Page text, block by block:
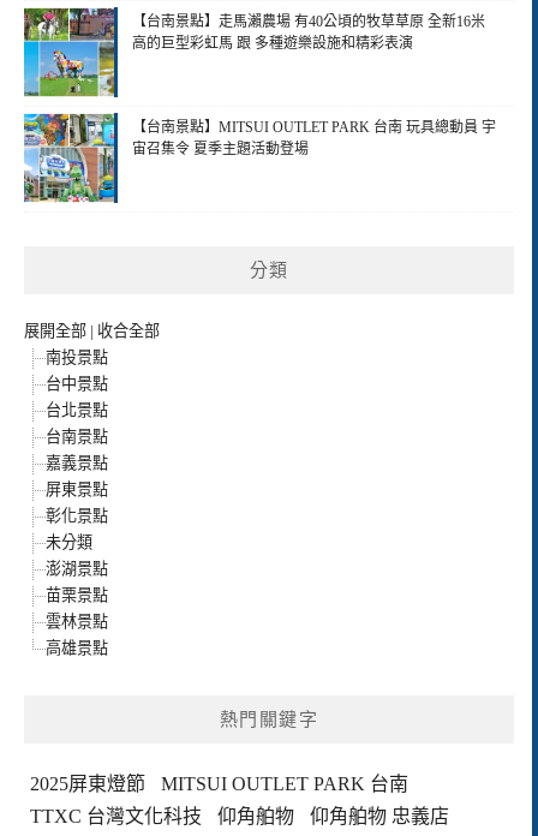
【台南景點】走馬瀨農場 有40公頃的牧草草原 全新16米
高的巨型彩虹馬 跟 多種遊樂設施和精彩表演
【台南景點】MITSUI OUTLET PARK 台南 玩具總動員 宇
宙召集令 夏季主題活動登場
分類
展開全部 | 收合全部
南投景點
台中景點
台北景點
台南景點
嘉義景點
屏東景點
彰化景點
未分類
澎湖景點
苗栗景點
雲林景點
高雄景點
熱門關鍵字
2025屏東燈節
MITSUI OUTLET PARK 台南
TTXC 台灣文化科技
仰角舶物
仰角舶物 忠義店